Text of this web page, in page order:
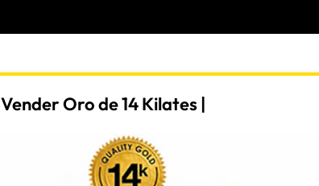
Vender Oro de 14 Kilates |